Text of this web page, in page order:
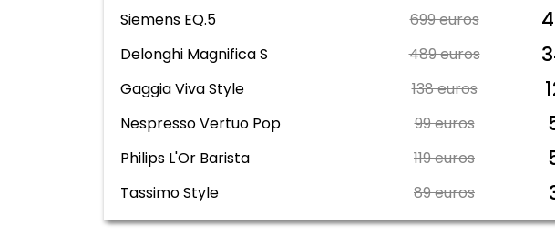
Siemens EQ.5 699 euros
Delonghi Magnifica S 489 euros
Gaggia Viva Style 138 euros
Nespresso Vertuo Pop 99 euros
Philips L'Or Barista 119 euros
Tassimo Style 89 euros